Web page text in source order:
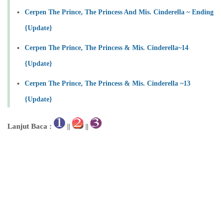
Cerpen The Prince, The Princess And Mis. Cinderella ~ Ending
{Update}
Cerpen The Prince, The Princess & Mis. Cinderella~14
{Update}
Cerpen The Prince, The Princess & Mis. Cinderella ~13
{Update}
Lanjut Baca : || ||